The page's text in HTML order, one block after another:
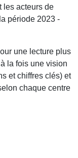
les acteurs de
période 2023 -
une lecture plus
la fois une vision
et chiffres clés) et
chaque centre